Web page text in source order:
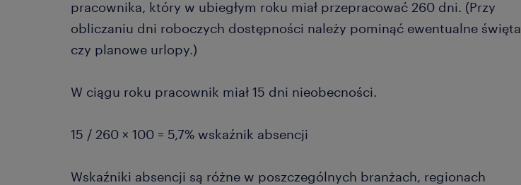
pracownika, który w ubiegłym roku miał przepracować 260 dni. (Przy
obliczaniu dni roboczych dostępności należy pominąć ewentualne święta
czy planowe urlopy.)
W ciągu roku pracownik miał 15 dni nieobecności.
15 / 260 × 100 = 5,7% wskaźnik absencji
Wskaźniki absencji są różne w poszczególnych branżach, regionach